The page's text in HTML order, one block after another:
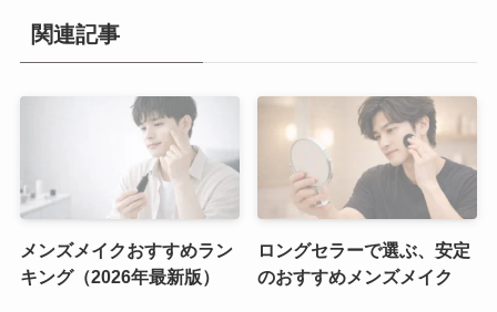
関連記事
メンズメイクおすすめラン
キング（2026年最新版）
ロングセラーで選ぶ、安定
のおすすめメンズメイク